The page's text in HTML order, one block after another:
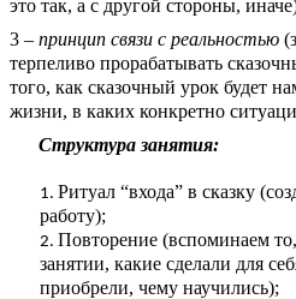
это так, а с другой стороны,
3 – принцип связи с реальностью
терпеливо прорабатывать
того, как сказочный урок будет
жизни, в каких конкретно
Структура занятия:
Ритуал “входа” в сказку
работу);
Повторение (вспоминаем
занятии, какие сделали для
приобрели, чему научились);